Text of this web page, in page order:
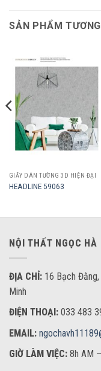
SẢN PHẨM
GIẤY DÁN TƯỜNG 3D HIỆN ĐẠI
HEADLINE 59063
NỘI THẤT NGỌC HÀ
ĐỊA CHỈ: 16 Bạch Đằng,
Minh
ĐIỆN THOẠI: 033 483
EMAIL:
GIỜ LÀM VIỆC: 8h AM